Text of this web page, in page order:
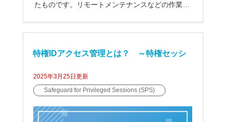
たものです。リモートメンテナンスなどの作業で
特権IDアクセス管理とは？ ～特権セッシ
ョン管理の必要性～
2025年3月25日 更新
Safeguard for Privileged Sessions (SPS)